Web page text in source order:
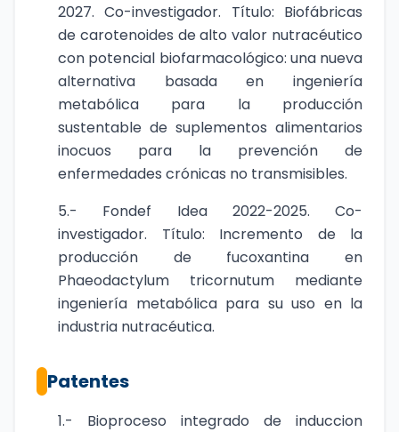
2027. Co-investigador. Título: Biofábricas
de carotenoides de alto valor nutracéutico
con potencial biofarmacológico: una nueva
alternativa basada en ingeniería
metabólica para la producción
sustentable de suplementos alimentarios
inocuos para la prevención de
enfermedades crónicas no transmisibles.
5.- Fondef Idea 2022-2025. Co-
investigador. Título: Incremento de la
producción de fucoxantina en
Phaeodactylum tricornutum mediante
ingeniería metabólica para su uso en la
industria nutracéutica.
Patentes
1.- Bioproceso integrado de induccion